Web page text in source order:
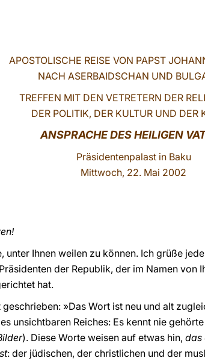
APOSTOLISCHE REISE VON PAPST
NACH ASERBAIDSCHAN UND
TREFFEN MIT DEN VETRETERN DER
DER POLITIK, DER KULTUR UND DER
ANSPRACHE DES HEILIGEN
Präsidentenpalast in Baku
Mittwoch, 22. Mai 2002
unter Ihnen weilen zu können. Ich grüße
der Republik, der im Namen von
hat.
»Das Wort ist neu und alt
unsichtbaren Reiches: Es kennt nie
). Diese Worte weisen auf etwas hin, das
: der jüdischen, der christlichen und der